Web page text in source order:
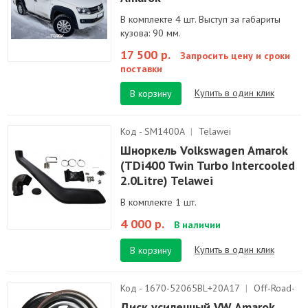
В комплекте 4 шт. Выступ за габариты
кузова: 90 мм.
17 500 р.
Запросить цену и сроки
поставки
В корзину
Купить в один клик
Код - SM1400A | Telawei
Шноркель Volkswagen Amarok
(TDi400 Twin Turbo Intercooled
2.0Litre) Telawei
В комплекте 1 шт.
4 000 р. В наличии
В корзину Купить в один клик
Код - 1670-52065BL+20A17 |
Off-Road-
Weels